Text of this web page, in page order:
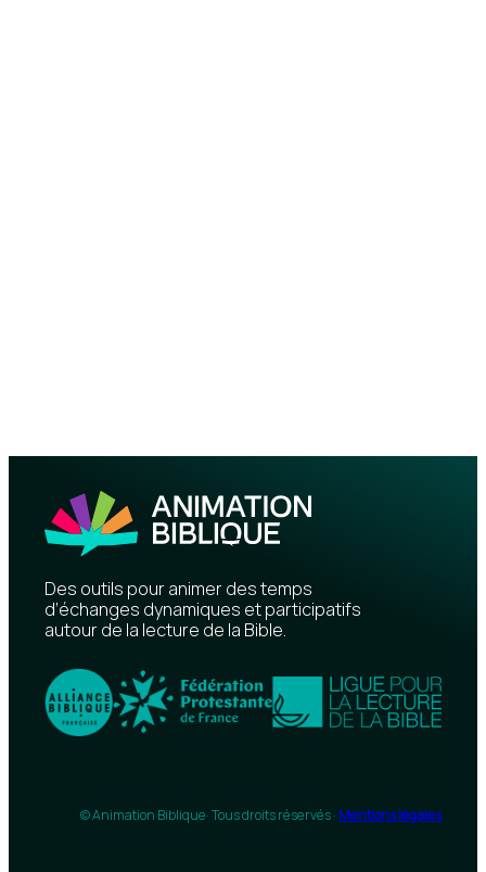
Des outils pour animer des temps
d’échanges dynamiques et participatifs
autour de la lecture de la Bible.
© Animation Biblique· Tous droits réservés · Mentions légales